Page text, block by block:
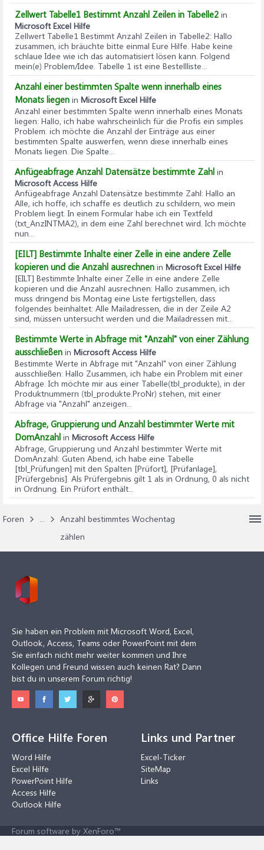
Zellwert Tabelle1 Bestimmt Anzahl Zeilen in Tabelle2 in
Microsoft Excel Hilfe
Zellwert Tabelle1 Bestimmt Anzahl Zeilen in Tabelle2: Hallo
zusammen, ich bräuchte bitte einmal Eure Hilfe. Habe keine
schlaue Idee wie ich das automatisiert lösen kann. Folgend
mein(e) Problem/Idee. Tabelle 1 ist eine Bestellliste...
Anzahl einer bestimmten Spalte wenn innerhalb eines
Monats liegen in Microsoft Excel Hilfe
Anzahl einer bestimmten Spalte wenn innerhalb eines Monats
liegen: Hallo, ich habe wahrscheinlich für die Profis ein simples
Problem. ich möchte die Anzahl der Einträge aus einer
bestimmten Spalte auswerfen, wenn diese innerhalb eines
Monats liegen. Die Spalte...
Anfügeabfrage Anzahl Datensätze bestimmte Zahl in
Microsoft Access Hilfe
Anfügeabfrage Anzahl Datensätze bestimmte Zahl: Hallo an
Alle, ich hoffe, ich schaffe es deutlich zu schildern, wo mein
Problem liegt. In einem Formular habe ich ein Textfeld
(txt_AnzINTMA2), in dem eine Zahl berechnet wird. Ich möchte
nun...
[EILT] Bestimmte Inhalte einer Zelle in eine andere Zelle
kopieren und die Anzahl ausrechnen in Microsoft Excel Hilfe
[EILT] Bestimmte Inhalte einer Zelle in eine andere Zelle
kopieren und die Anzahl ausrechnen: Hallo zusammen, ich
muss dringend bis Montag eine Liste fertigstellen, dass
folgendes beinhaltet: Alle Mailadressen, die in der Zeile A2
sind, müssen untersucht werden und die Mailadressen mit...
Bestimmte Werte in Abfrage mit "Anzahl" von einer Zählung
ausschließen in Microsoft Access Hilfe
Bestimmte Werte in Abfrage mit "Anzahl" von einer Zählung
ausschließen: Hallo Zusammen, ich habe ein Problem mit einer
Abfrage. Ich möchte mir aus einer Tabelle(tbl_produkte), in der
Produktnummern (tbl_produkte.ProNr) stehen, mit einer
Abfrage via "Anzahl" anzeigen...
Abfrage, Gruppierung und Anzahl bestimmter Werte mit
DomAnzahl in Microsoft Access Hilfe
Abfrage, Gruppierung und Anzahl bestimmter Werte mit
DomAnzahl: Guten Abend, ich habe eine Tabelle
[tbl_Prüfungen] mit den Spalten [Prüfort], [Prüfanlage],
[Prüfergebnis]. Als Prüfergebnis gilt 1 als in Ordnung, 0 als nicht
in Ordnung. Ein Prüfort enthält...
Foren
Anzahl bestimmtes Wochentag
zählen
Sie haben ein Problem mit Microsoft Word, Excel,
Outlook, Access, Teams oder PowerPoint mit dem
Sie einfach nicht mehr weiter kommen und Ihre
Kollegen und Freund wissen auch keinen Rat? Dann
bist du in unserem Forum richtig!
Office Hilfe Foren
Word Hilfe
Excel Hilfe
PowerPoint Hilfe
Access Hilfe
Outlook Hilfe
Links und Partner
Excel-Ticker
SiteMap
Links
Forum software by XenForo™